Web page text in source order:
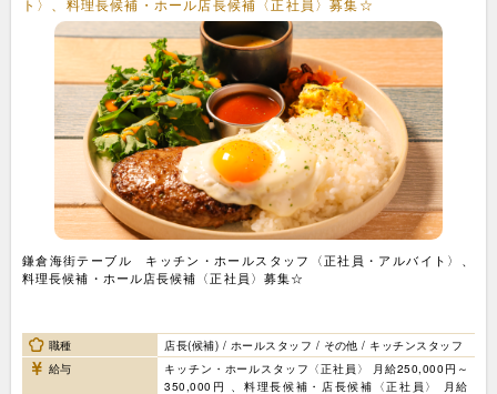
鎌倉海街テーブル キッチン・ホールスタッフ〈正社員・アルバイト〉、
料理長候補・ホール店長候補〈正社員〉募集☆
職種
店長(候補) / ホールスタッフ / その他 / キッチンスタッフ
給与
キッチン・ホールスタッフ〈正社員〉 月給250,000円～
350,000円 、料理長候補・店長候補〈正社員〉 月給